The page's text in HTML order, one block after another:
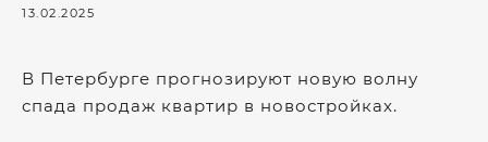
13.02.2025
В Петербурге прогнозируют новую волну
спада продаж квартир в новостройках.